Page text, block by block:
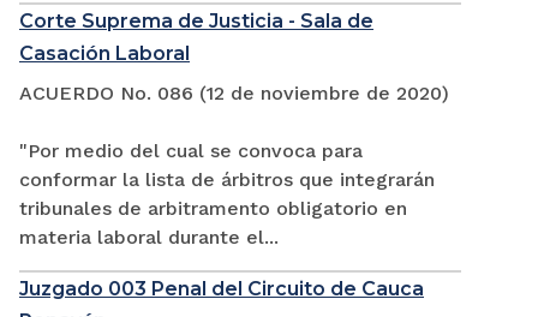
Corte Suprema de Justicia - Sala de
Casación Laboral
ACUERDO No. 086 (12 de noviembre de 2020)
"Por medio del cual se convoca para
conformar la lista de árbitros que integrarán
tribunales de arbitramento obligatorio en
materia laboral durante el...
Juzgado 003 Penal del Circuito de Cauca